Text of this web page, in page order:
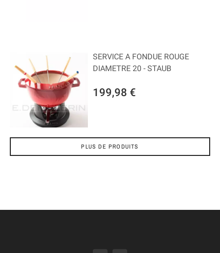
199,98 €
SERVICE A FONDUE ROUGE
DIAMETRE 20 - STAUB
PLUS DE PRODUITS